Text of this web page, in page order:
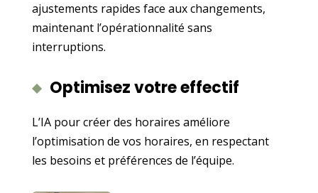
ajustements rapides face aux changements,
maintenant l’opérationnalité sans
interruptions.
Optimisez votre effectif
L’IA pour créer des horaires améliore
l’optimisation de vos horaires, en respectant
les besoins et préférences de l’équipe.